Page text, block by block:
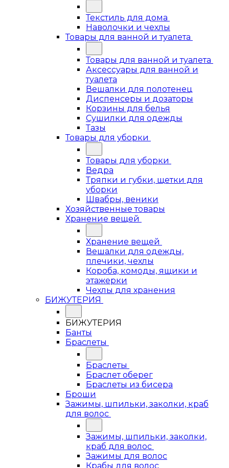
Текстиль для дома
Наволочки и чехлы
Товары для ванной и туалета
Товары для ванной и туалета
Аксессуары для ванной и
туалета
Вешалки для полотенец
Диспенсеры и дозаторы
Корзины для белья
Сушилки для одежды
Тазы
Товары для уборки
Товары для уборки
Ведра
Тряпки и губки, щетки для
уборки
Швабры, веники
Хозяйственные товары
Хранение вещей
Хранение вещей
Вешалки для одежды,
плечики, чехлы
Короба, комоды, ящики и
этажерки
Чехлы для хранения
БИЖУТЕРИЯ
БИЖУТЕРИЯ
Банты
Браслеты
Браслеты
Браслет оберег
Браслеты из бисера
Броши
Зажимы, шпильки, заколки, краб
для волос
Зажимы, шпильки, заколки,
краб для волос
Зажимы для волос
Крабы для волос